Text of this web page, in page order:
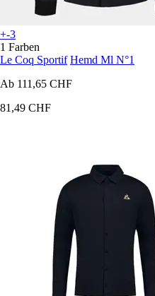
+-3
1 Farben
Le Coq Sportif Hemd Ml N°1
Ab 111,65 CHF
81,49 CHF